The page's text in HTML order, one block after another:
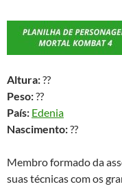
Altura:??
Peso:??
País: Edenia
Nascimento:??
Membro formado da
suas técnicas com os